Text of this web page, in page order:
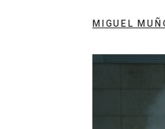
MIGUEL